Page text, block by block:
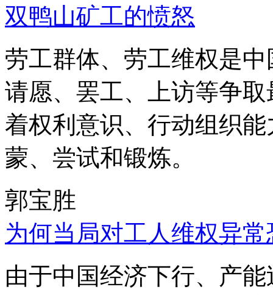
双鸭山矿工的愤怒
劳工群体、劳工维权是
请愿、罢工、上访等争
着权利意识、行动组织
蒙、尝试和锻炼。
郭宝胜
为何当局对工人维权异
由于中国经济下行、产